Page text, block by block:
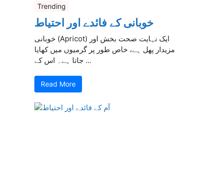
Trending
خوبانی کے فائدے اور احتیاط
خوبانی (Apricot) ایک نہایت صحت بخش اور
مزیدار پھل ہے، خاص طور پر گرمیوں میں کھایا
جاتا ہے۔ اس کے ...
Read More